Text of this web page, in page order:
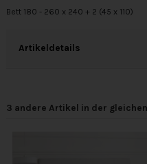
Bett 180 - 260 x 240 + 2 (45 x 110)
Artikeldetails
3 andere Artikel in der